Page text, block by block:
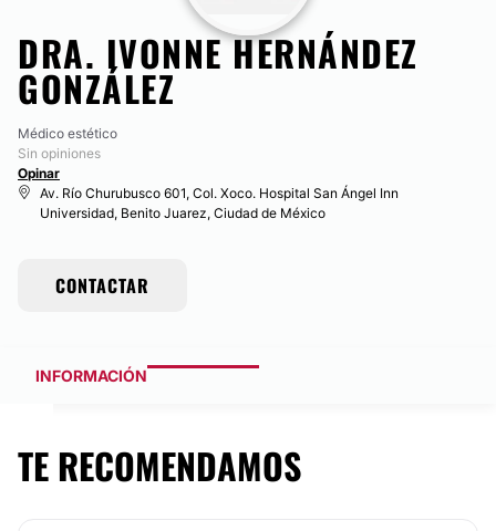
DRA. IVONNE HERNÁNDEZ
GONZÁLEZ
Médico estético
Sin opiniones
Opinar
Av. Río Churubusco 601, Col. Xoco. Hospital San Ángel Inn
Universidad, Benito Juarez, Ciudad de México
CONTACTAR
INFORMACIÓN
TE RECOMENDAMOS